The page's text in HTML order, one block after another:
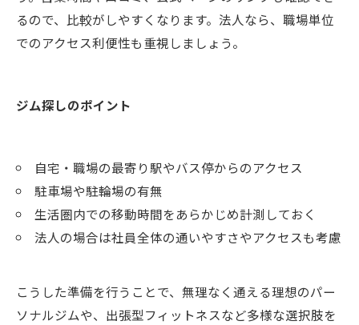
るので、比較がしやすくなります。法人なら、職場単位
でのアクセス利便性も重視しましょう。
ジム探しのポイント
自宅・職場の最寄り駅やバス停からのアクセス
駐車場や駐輪場の有無
生活圏内での移動時間をあらかじめ計測しておく
法人の場合は社員全体の通いやすさやアクセスも考慮
こうした準備を行うことで、無理なく通える理想のパー
ソナルジムや、出張型フィットネスなど多様な選択肢を